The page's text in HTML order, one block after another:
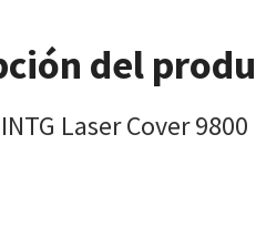
del
Laser Cover 9800